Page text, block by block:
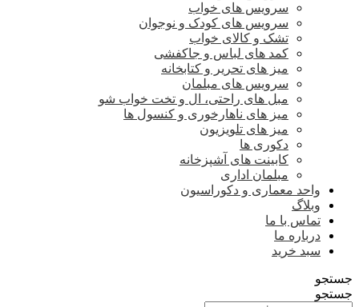
سرویس های خواب
سرویس های کودک و نوجوان
تشک و کالای خواب
کمد های لباس و جاکفشی
میز های تحریر و کتابخانه
سرویس های مبلمان
مبل های راحتی، ال و تخت خواب شو
میز های ناهارخوری و کنسول ها
میز های تلویزیون
دکوری ها
کابینت های آشپزخانه
مبلمان اداری
واحد معماری و دکوراسیون
وبلاگ
تماس با ما
درباره ما
سبد خرید
جستجو
جستجو